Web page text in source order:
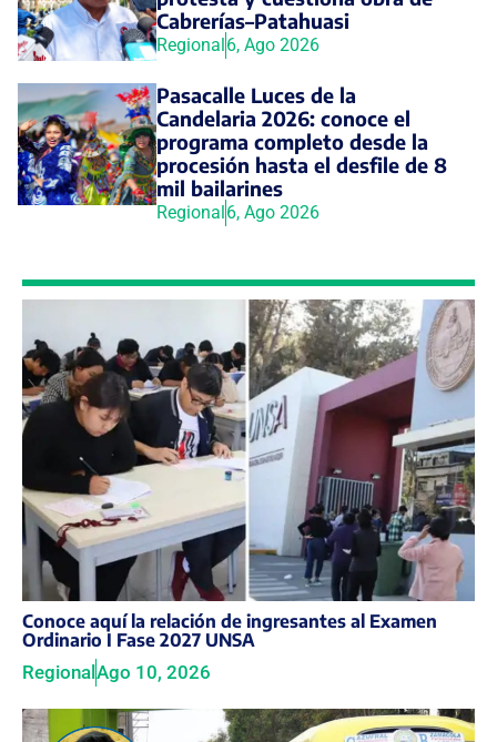
Cabrerías–Patahuasi
Regional6, Ago 2026
Pasacalle Luces de la
Candelaria 2026: conoce el
programa completo desde la
procesión hasta el desfile de 8
mil bailarines
Regional6, Ago 2026
Conoce aquí la relación de ingresantes al Examen
Ordinario I Fase 2027 UNSA
RegionalAgo 10, 2026